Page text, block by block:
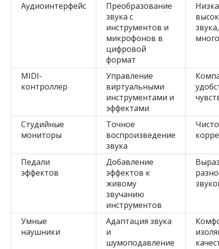
Аудиоинтерфейс
Преобразование
звука с
инструментов и
микрофонов в
цифровой
формат
звука,
MIDI-
контроллер
Управление
виртуальными
инструментами и
эффектами
Студийные
мониторы
Точное
воспроизведение
звука
Педали
эффектов
Добавление
эффектов к
живому
звучанию
инструментов
Умные
наушники
Адаптация звука
и
шумоподавление